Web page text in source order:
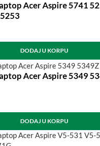
Acer Aspire 5741
DODAJ U KORPU
Acer Aspire 5349
DODAJ U KORPU